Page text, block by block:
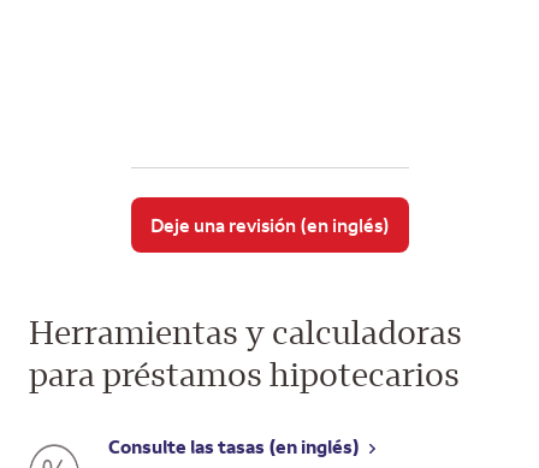
Deje una revisión (en inglés)
Herramientas y calculadoras
para préstamos hipotecarios
Consulte las tasas (en inglés)